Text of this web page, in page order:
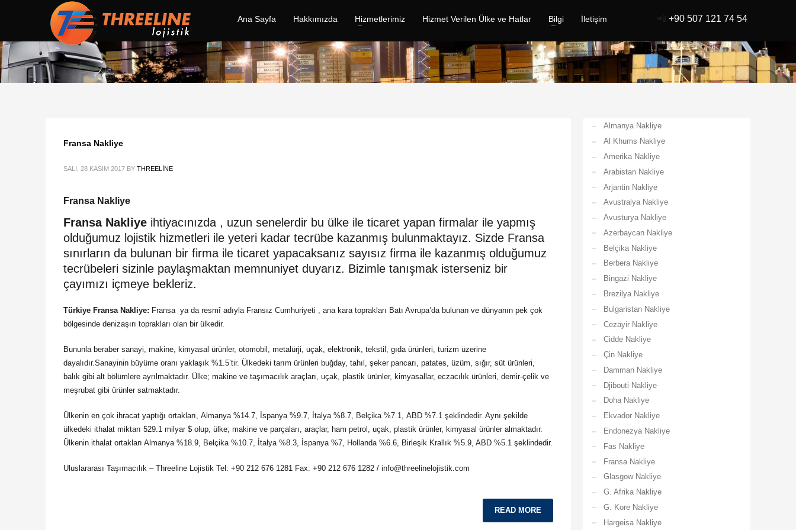
Ana Sayfa Hakkımızda Hizmetlerimiz Hizmet Verilen Ülke ve Hatlar Bilgi İletişim +90 507 121 74 54
Fransa Nakliye
SALI, 28 KASIM 2017 BYTHREELINE
Fransa Nakliye
Fransa Nakliye ihtiyacınızda , uzun senelerdir bu ülke ile ticaret yapan firmalar ile yapmış
olduğumuz lojistik hizmetleri ile yeteri kadar tecrübe kazanmış bulunmaktayız. Sizde Fransa
sınırların da bulunan bir firma ile ticaret yapacaksanız sayısız firma ile kazanmış olduğumuz
tecrübeleri sizinle paylaşmaktan memnuniyet duyarız. Bizimle tanışmak isterseniz bir
çayımızı içmeye bekleriz.
Türkiye Fransa Nakliye: Fransa ya da resmî adıyla Fransız Cumhuriyeti , ana kara toprakları Batı Avrupa’da bulunan ve dünyanın pek çok
bölgesinde denizaşırı toprakları olan bir ülkedir.
Bununla beraber sanayi, makine, kimyasal ürünler, otomobil, metalürji, uçak, elektronik, tekstil, gıda ürünleri, turizm üzerine
dayalıdır.Sanayinin büyüme oranı yaklaşık %1.5’tir. Ülkedeki tarım ürünleri buğday, tahıl, şeker pancarı, patates, üzüm, sığır, süt ürünleri,
balık gibi alt bölümlere ayrılmaktadır. Ülke; makine ve taşımacılık araçları, uçak, plastik ürünler, kimyasallar, eczacılık ürünleri, demir-çelik ve
meşrubat gibi ürünler satmaktadır.
Ülkenin en çok ihracat yaptığı ortakları, Almanya %14.7, İspanya %9.7, İtalya %8.7, Belçika %7.1, ABD %7.1 şeklindedir. Aynı şekilde
ülkedeki ithalat miktarı 529.1 milyar $ olup, ülke; makine ve parçaları, araçlar, ham petrol, uçak, plastik ürünler, kimyasal ürünler almaktadır.
Ülkenin ithalat ortakları Almanya %18.9, Belçika %10.7, İtalya %8.3, İspanya %7, Hollanda %6.6, Birleşik Krallık %5.9, ABD %5.1 şeklindedir.
Uluslararası Taşımacılık – Threeline Lojistik Tel: +90 212 676 1281 Fax: +90 212 676 1282 / info@threelinelojistik.com
READ MORE
Almanya Nakliye
Al Khums Nakliye
Amerika Nakliye
Arabistan Nakliye
Arjantin Nakliye
Avustralya Nakliye
Avusturya Nakliye
Azerbaycan Nakliye
Belçika Nakliye
Berbera Nakliye
Bingazi Nakliye
Brezilya Nakliye
Bulgaristan Nakliye
Cezayir Nakliye
Cidde Nakliye
Çin Nakliye
Damman Nakliye
Djibouti Nakliye
Doha Nakliye
Ekvador Nakliye
Endonezya Nakliye
Fas Nakliye
Fransa Nakliye
Glasgow Nakliye
G. Afrika Nakliye
G. Kore Nakliye
Hargeisa Nakliye